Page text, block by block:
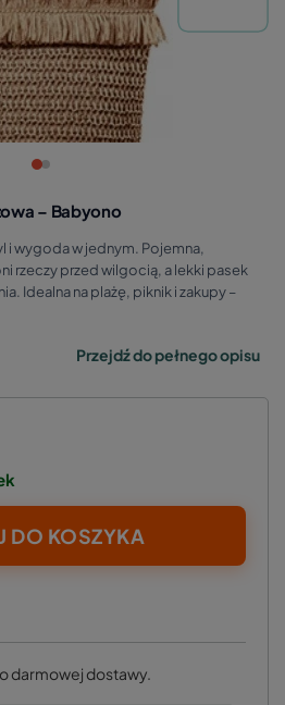
– Babyono
i wygoda w jednym. Pojemna,
rzeczy przed wilgocią, a lekki pasek
Idealna na plażę, piknik i zakupy –
Przejdź do pełnego opisu
DO KOSZYKA
darmowej dostawy.